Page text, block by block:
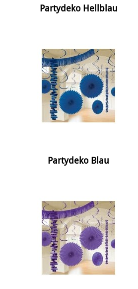
Partydeko Hellblau
Partydeko Blau